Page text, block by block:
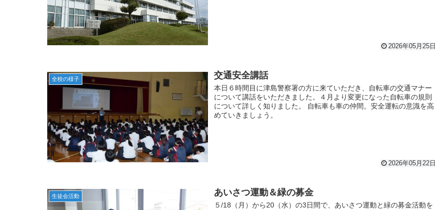
2026年05月25日
全校の様子 交通安全講話
本日６時間目に津島警察署の方に来ていただき、自転車の交通マナー
について講話をいただきました。４月より変更になった自転車の規則
について詳しく知りました。 自転車も車の仲間。安全運転の意識を高
めていきましょう。
2026年05月22日
生徒会活動 あいさつ運動＆緑の募金
５/18（月）から20（水）の3日間で、あいさつ運動と緑の募金活動を